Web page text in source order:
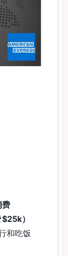
费
）
和吃饭